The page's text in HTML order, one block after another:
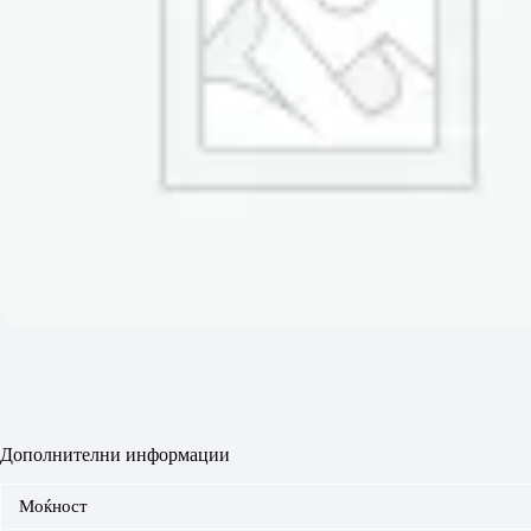
Дополнителни информации
Моќност